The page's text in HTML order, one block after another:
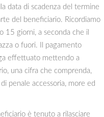
data di scadenza del termine
del beneficiario. Ricordiamo
15 giorni, a seconda che il
o fuori. Il pagamento
effettuato mettendo a
una cifra che comprenda,
penale accessoria, more ed
è tenuto a rilasciare